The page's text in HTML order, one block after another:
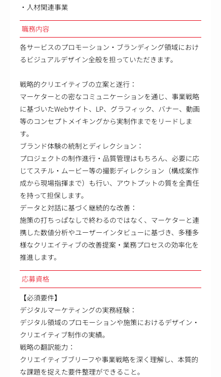
・人材関連事業
職務内容
各サービスのプロモーション・ブランディング領域におけ
るビジュアルデザイン全般を担っていただきます。
戦略的クリエイティブの立案と遂行：
マーケターとの密なコミュニケーションを通じ、事業戦略
に基づいたWebサイト、LP、グラフィック、バナー、動画
等のコンセプトメイキングから実制作までをリードしま
す。
ブランド体験の統制とディレクション：
プロジェクトの制作進行・品質管理はもちろん、必要に応
じてスチル・ムービー等の撮影ディレクション（構成案作
成から現場指揮まで）も行い、アウトプットの質を全責任
を持って担保します。
データと対話に基づく継続的な改善：
施策の打ちっぱなしで終わるのではなく、マーケターと連
携した数値分析やユーザーインタビューに基づき、多種多
様なクリエイティブの改善提案・業務プロセスの効率化を
推進します。
応募資格
【必須要件】
デジタルマーケティングの実務経験：
デジタル領域のプロモーションや施策におけるデザイン・
クリエイティブ制作の実績。
戦略の翻訳能力：
クリエイティブブリーフや事業戦略を深く理解し、本質的
な課題を捉えた要件整理ができること。